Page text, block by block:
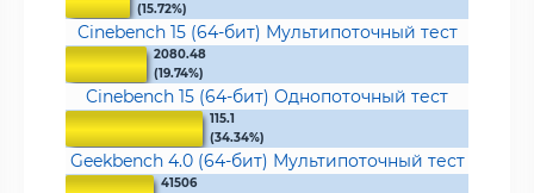
(15.72%)
Cinebench 15 (64-бит) Мультипоточный тест
2080.48
(19.74%)
Cinebench 15 (64-бит) Однопоточный тест
115.1
(34.34%)
Geekbench 4.0 (64-бит) Мультипоточный тест
41506